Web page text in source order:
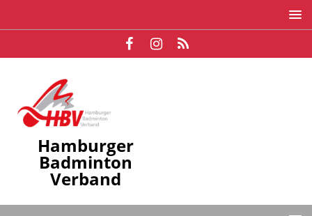
Hamburger
Badminton
Verband